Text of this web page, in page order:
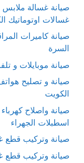
غسالات اوتوماتيك
صيانة كاميرات
السرة
صيانة موبايلات و
صيانة و تصليح
الكويت
صيانة واصلاح
اسطبلات الجهراء
صيانة وتركيب قطع
صيانة وتركيب قطع